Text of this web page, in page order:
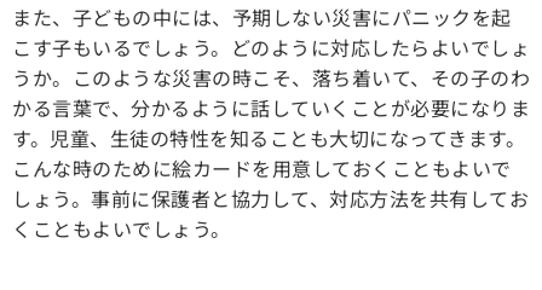
また、子どもの中には、予期しない災害にパニックを起
こす子もいるでしょう。どのように対応したらよいでしょ
うか。このような災害の時こそ、落ち着いて、その子のわ
かる言葉で、分かるように話していくことが必要になりま
す。児童、生徒の特性を知ることも大切になってきます。
こんな時のために絵カードを用意しておくこともよいで
しょう。事前に保護者と協力して、対応方法を共有してお
くこともよいでしょう。